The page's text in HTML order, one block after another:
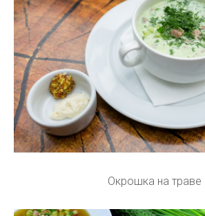
Окрошка на траве